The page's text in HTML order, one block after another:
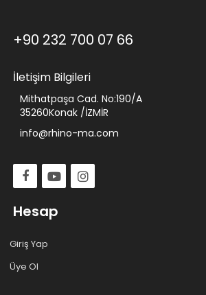
+90 232 700 07 66
İletişim Bilgileri
Mithatpaşa Cad. No:190/A
35260Konak /İZMİR
info@rhino-ma.com
Hesap
Giriş Yap
Üye Ol